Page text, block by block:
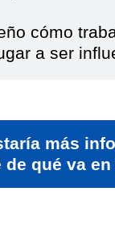
cómo
a ser
más
de qué va